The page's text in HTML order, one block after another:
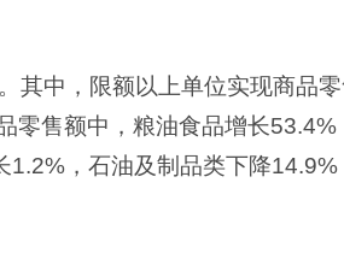
其中，限额以上单位实现商品
零售额中，粮油食品增长
，石油及制品类下降